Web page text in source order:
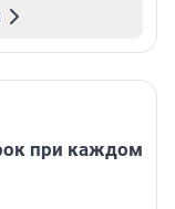
при каждом